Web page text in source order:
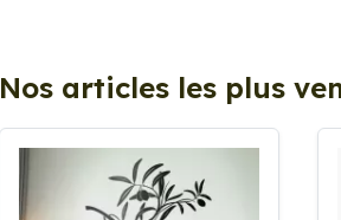
Nos articles les plus